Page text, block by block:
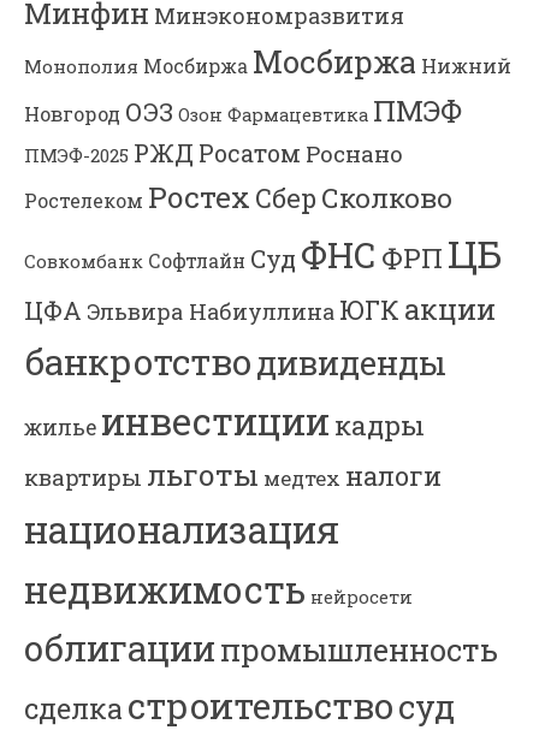
Минфин Минэкономразвития
Монополия Мосбиржа Мосбиржа Нижний
Новгород ОЭЗ Озон Фармацевтика ПМЭФ
ПМЭФ-2025 РЖД Росатом Роснано
Ростелеком Ростех Сбер Сколково
Совкомбанк Софтлайн Суд ФНС ФРП ЦБ
ЦФА Эльвира Набиуллина ЮГК акции
банкротстводивиденды
жилье инвестиции кадры
квартиры льготы медтех налоги
национализация
недвижимость нейросети
облигациипромышленность
сделкастроительствосуд